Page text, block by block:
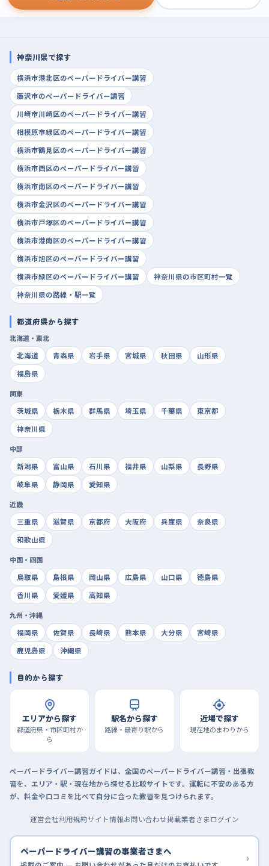
神奈川県で探す
横浜市港北区のペーパードライバー講習
藤沢市のペーパードライバー講習
川崎市川崎区のペーパードライバー講習
相模原市緑区のペーパードライバー講習
横浜市鶴見区のペーパードライバー講習
横浜市西区のペーパードライバー講習
横浜市南区のペーパードライバー講習
横浜市金沢区のペーパードライバー講習
横浜市戸塚区のペーパードライバー講習
横浜市港南区のペーパードライバー講習
横浜市旭区のペーパードライバー講習
横浜市緑区のペーパードライバー講習
神奈川県の市区町村一覧
神奈川県の路線・駅一覧
都道府県から探す
北海道・東北
北海道
青森県 岩手県 宮城県 秋田県
山形県
福島県
関東
茨城県
栃木県 群馬県 埼玉県 千葉県
東京都
神奈川県
中部
新潟県
富山県 石川県 福井県 山梨県
長野県
岐阜県
静岡県 愛知県
近畿
三重県
滋賀県 京都府 大阪府 兵庫県
奈良県
和歌山県
中国・四国
鳥取県
島根県 岡山県 広島県 山口県
徳島県
香川県
愛媛県 高知県
九州・沖縄
福岡県
佐賀県 長崎県 熊本県 大分県
宮崎県
鹿児島県
沖縄県
目的から探す
エリアから探す
都道府県・市区町村か
ら
駅名から探す
路線・最寄り駅から
近場で探す
現在地のまわりから
ペーパードライバー講習ガイドは、全国のペーパードライバー講習・出張教
習を、エリア・駅・現在地から探せる比較サイトです。運転に不安のある方
が、料金や口コミを比べて自分に合った教習を見つけられます。
運営会社利用規約サイト情報お問い合わせ掲載業者さまログイン
ペーパードライバー講習の事業者さまへ ›